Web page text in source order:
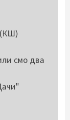
(КШ)
смо два